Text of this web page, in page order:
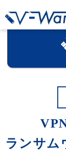
ランサム